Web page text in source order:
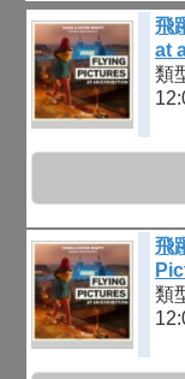
飛
at
類
飛
類